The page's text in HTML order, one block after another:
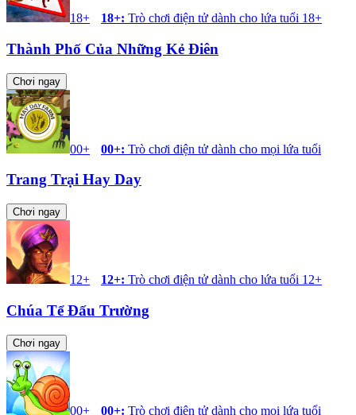
18+ 18+: Trò chơi điện tử dành cho lứa tuổi 18+
Thành Phố Của Những Kẻ Điên
Chơi ngay
00+ 00+: Trò chơi điện tử dành cho mọi lứa tuổi
Trang Trại Hay Day
Chơi ngay
12+ 12+: Trò chơi điện tử dành cho lứa tuổi 12+
Chúa Tể Đấu Trường
Chơi ngay
00+ 00+: Trò chơi điện tử dành cho mọi lứa tuổi